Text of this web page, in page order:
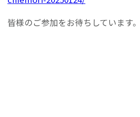
皆様のご参加をお待ちしています。